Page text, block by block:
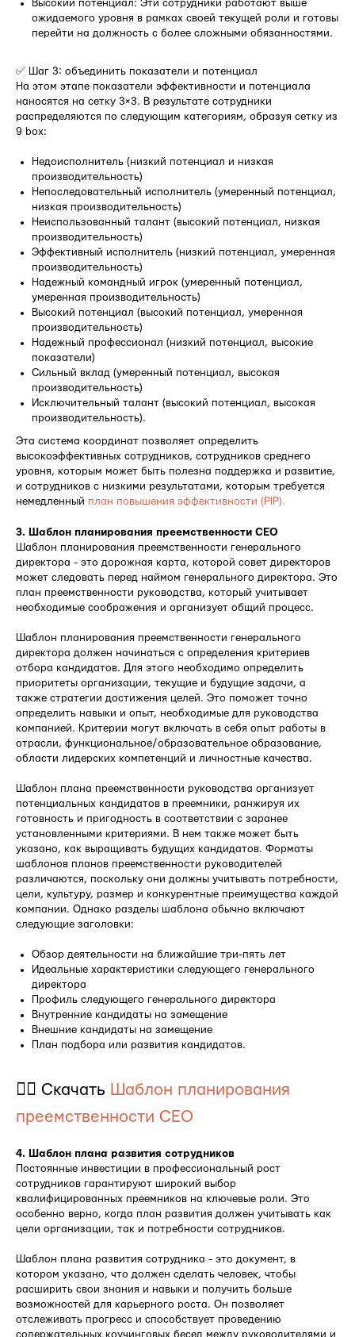
Высокий потенциал: Эти сотрудники работают выше
ожидаемого уровня в рамках своей текущей роли и готовы
перейти на должность с более сложными обязанностями.
✅ Шаг 3: объединить показатели и потенциал
На этом этапе показатели эффективности и потенциала
наносятся на сетку 3×3. В результате сотрудники
распределяются по следующим категориям, образуя сетку из
9 box:
Недоисполнитель (низкий потенциал и низкая
производительность)
Непоследовательный исполнитель (умеренный потенциал,
низкая производительность)
Неиспользованный талант (высокий потенциал, низкая
производительность)
Эффективный исполнитель (низкий потенциал, умеренная
производительность)
Надежный командный игрок (умеренный потенциал,
умеренная производительность)
Высокий потенциал (высокий потенциал, умеренная
производительность)
Надежный профессионал (низкий потенциал, высокие
показатели)
Сильный вклад (умеренный потенциал, высокая
производительность)
Исключительный талант (высокий потенциал, высокая
производительность).
Эта система координат позволяет определить
высокоэффективных сотрудников, сотрудников среднего
уровня, которым может быть полезна поддержка и развитие,
и сотрудников с низкими результатами, которым требуется
немедленный план повышения эффективности (PIP).
3. Шаблон планирования преемственности CEO
Шаблон планирования преемственности генерального
директора - это дорожная карта, которой совет директоров
может следовать перед наймом генерального директора. Это
план преемственности руководства, который учитывает
необходимые соображения и организует общий процесс.
Шаблон планирования преемственности генерального
директора должен начинаться с определения критериев
отбора кандидатов. Для этого необходимо определить
приоритеты организации, текущие и будущие задачи, а
также стратегии достижения целей. Это поможет точно
определить навыки и опыт, необходимые для руководства
компанией. Критерии могут включать в себя опыт работы в
отрасли, функциональное/образовательное образование,
области лидерских компетенций и личностные качества.
Шаблон плана преемственности руководства организует
потенциальных кандидатов в преемники, ранжируя их
готовность и пригодность в соответствии с заранее
установленными критериями. В нем также может быть
указано, как выращивать будущих кандидатов. Форматы
шаблонов планов преемственности руководителей
различаются, поскольку они должны учитывать потребности,
цели, культуру, размер и конкурентные преимущества каждой
компании. Однако разделы шаблона обычно включают
следующие заголовки:
Обзор деятельности на ближайшие три-пять лет
Идеальные характеристики следующего генерального
директора
Профиль следующего генерального директора
Внутренние кандидаты на замещение
Внешние кандидаты на замещение
План подбора или развития кандидатов.
👉🏻 Скачать Шаблон планирования
преемственности CEO
4. Шаблон плана развития сотрудников
Постоянные инвестиции в профессиональный рост
сотрудников гарантируют широкий выбор
квалифицированных преемников на ключевые роли. Это
особенно верно, когда план развития должен учитывать как
цели организации, так и потребности сотрудников.
Шаблон плана развития сотрудника - это документ, в
котором указано, что должен сделать человек, чтобы
расширить свои знания и навыки и получить больше
возможностей для карьерного роста. Он позволяет
отслеживать прогресс и способствует проведению
содержательных коучинговых бесед между руководителями и